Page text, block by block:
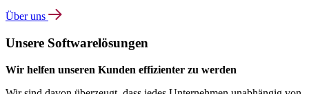
Über uns
Unsere Softwarelösungen
Wir helfen unseren Kunden effizienter zu werden